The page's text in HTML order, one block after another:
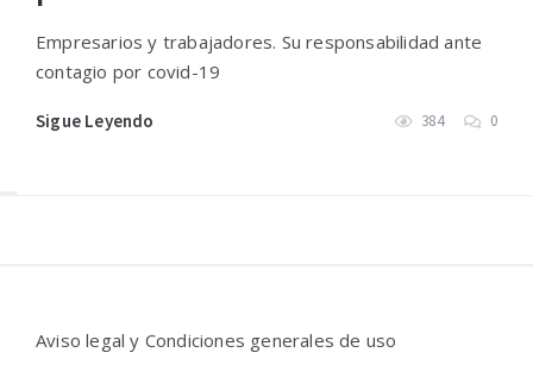
Empresarios y trabajadores. Su responsabilidad ante
contagio por covid-19
Sigue Leyendo 384 0
Aviso legal y Condiciones generales de uso